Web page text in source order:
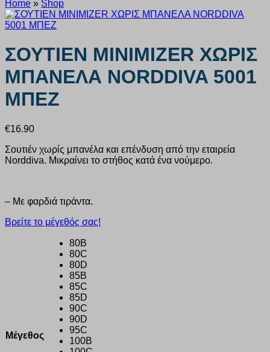
Home » Shop
ΣΟΥΤΙΕΝ MINIMIZER ΧΩΡΙΣ
ΜΠΑΝΕΛΑ NORDDIVA 5001
ΜΠΕΖ
€16.90
Σουτιέν χωρίς μπανέλα και επένδυση από την εταιρεία
Norddiva. Μικραίνει το στήθος κατά ένα νούμερο.
– Με φαρδιά τιράντα.
Βρείτε το μέγεθός σας!
Μέγεθος
80B
80C
80D
85B
85C
85D
90C
90D
95C
100B